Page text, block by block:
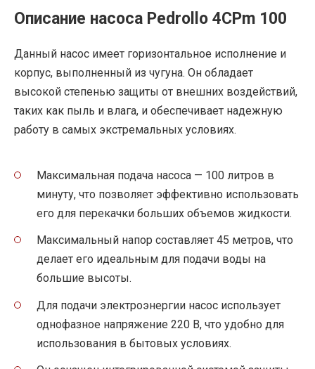
Описание насоса Pedrollo 4CPm 100
Данный насос имеет горизонтальное исполнение и
корпус, выполненный из чугуна. Он обладает
высокой степенью защиты от внешних воздействий,
таких как пыль и влага, и обеспечивает надежную
работу в самых экстремальных условиях.
Максимальная подача насоса — 100 литров в
минуту, что позволяет эффективно использовать
его для перекачки больших объемов жидкости.
Максимальный напор составляет 45 метров, что
делает его идеальным для подачи воды на
большие высоты.
Для подачи электроэнергии насос использует
однофазное напряжение 220 В, что удобно для
использования в бытовых условиях.